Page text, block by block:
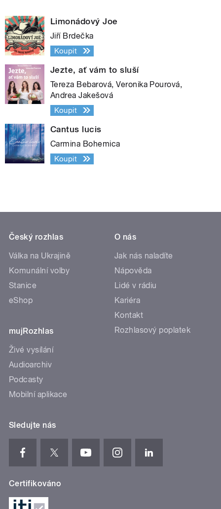
Limonádový Joe
Jiří Brdečka
Koupit
Jezte, ať vám to sluší
Tereza Bebarová, Veronika Pourová,
Andrea Jakešová
Koupit
Cantus lucis
Carmina Bohemica
Koupit
Český rozhlas
Válka na Ukrajině
Komunální volby
Stanice
eShop
mujRozhlas
Živé vysílání
Audioarchiv
Podcasty
Mobilní aplikace
O nás
Jak nás naladíte
Nápověda
Lidé v rádiu
Kariéra
Kontakt
Rozhlasový poplatek
Sledujte nás
Certifikováno